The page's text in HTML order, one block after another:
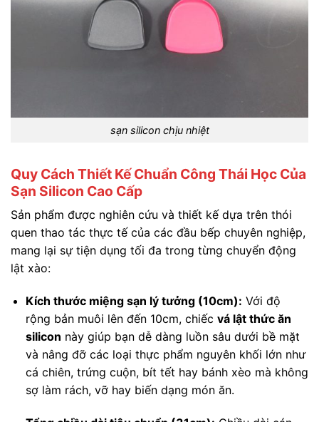
sạn silicon chịu nhiệt
Quy Cách Thiết Kế Chuẩn Công Thái Học Của
Sạn Silicon Cao Cấp
Sản phẩm được nghiên cứu và thiết kế dựa trên thói
quen thao tác thực tế của các đầu bếp chuyên nghiệp,
mang lại sự tiện dụng tối đa trong từng chuyển động
lật xào:
Kích thước miệng sạn lý tưởng (10cm): Với độ
rộng bản muôi lên đến 10cm, chiếc vá lật thức ăn
silicon này giúp bạn dễ dàng luồn sâu dưới bề mặt
và nâng đỡ các loại thực phẩm nguyên khối lớn như
cá chiên, trứng cuộn, bít tết hay bánh xèo mà không
sợ làm rách, vỡ hay biến dạng món ăn.